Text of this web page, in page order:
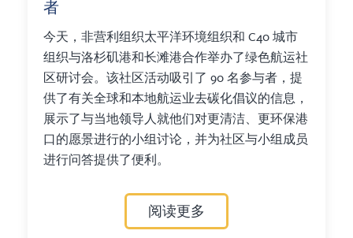
者
今天，非营利组织太平洋环境组织和 C40 城市
组织与洛杉矶港和长滩港合作举办了绿色航运社
区研讨会。该社区活动吸引了 90 名参与者，提
供了有关全球和本地航运业去碳化倡议的信息，
展示了与当地领导人就他们对更清洁、更环保港
口的愿景进行的小组讨论，并为社区与小组成员
进行问答提供了便利。
阅读更多